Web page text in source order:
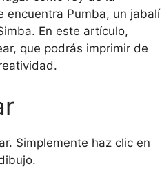
encuentra Pumba, un jabalí
En este artículo,
que podrás imprimir de
Simplemente haz clic en